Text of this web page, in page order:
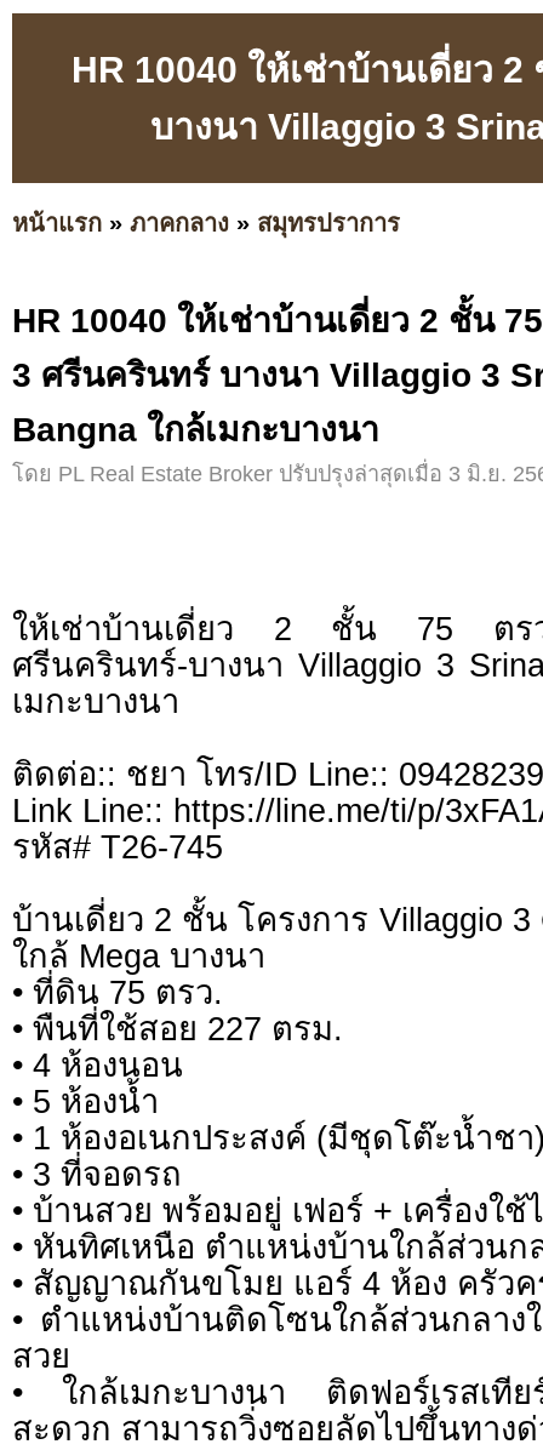
HR 10040 ให้เช่าบ้านเดี่ยว
บางนา Villaggio 3
หน้าแรก » ภาคกลาง » สมุทรปราการ
HR 10040 ให้เช่าบ้านเดี่ยว 2 ชั้น
3 ศรีนครินทร์ บางนา Villaggio 3
Bangna ใกล้เมกะบางนา
โดย PL Real Estate Broker ปรับปรุงล่าสุดเมื่อ 3 มิ.ย.
ให้เช่าบ้านเดี่ยว 2 ชั้น 75 ตร
ศรีนครินทร์-บางนา Villaggio 3
เมกะบางนา
ติดต่อ:: ชยา โทร/ID Line::
Link Line:: https://line.me/ti/p/
รหัส# T26-745
บ้านเดี่ยว 2 ชั้น โครงการ Villaggio
ใกล้ Mega บางนา
• ที่ดิน 75 ตรว.
• พืนที่ใช้สอย 227 ตรม.
• 4 ห้องนอน
• 5 ห้องน้ำ
• 1 ห้องอเนกประสงค์ (มีชุดโต๊ะน้ำชา
• 3 ที่จอดรถ
• บ้านสวย พร้อมอยู่ เฟอร์ + เครื่องใ
• หันทิศเหนือ ตำแหน่งบ้านใกล้ส่วนก
• สัญญาณกันขโมย แอร์ 4 ห้อง ครัวค
• ตำแหน่งบ้านติดโซนใกล้ส่วนกลาง
สวย
• ใกล้เมกะบางนา ติดฟอร์เรสเที
สะดวก สามารถวิ่งซอยลัดไปขึ้นทาง